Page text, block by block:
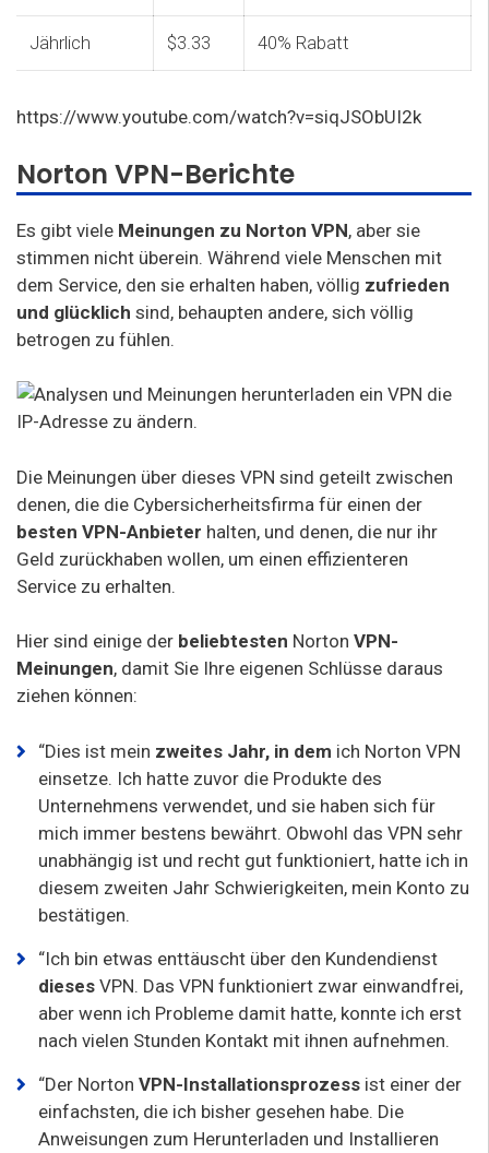
Jährlich $3.33 40% Rabatt
https://www.youtube.com/watch?v=siqJSObUI2k
Norton VPN-Berichte
Es gibt viele Meinungen zu Norton VPN, aber sie
stimmen nicht überein. Während viele Menschen mit
dem Service, den sie erhalten haben, völlig zufrieden
und glücklich sind, behaupten andere, sich völlig
betrogen zu fühlen.
Die Meinungen über dieses VPN sind geteilt zwischen
denen, die die Cybersicherheitsfirma für einen der
besten VPN-Anbieter halten, und denen, die nur ihr
Geld zurückhaben wollen, um einen effizienteren
Service zu erhalten.
Hier sind einige der beliebtesten Norton VPN-
Meinungen, damit Sie Ihre eigenen Schlüsse daraus
ziehen können:
“Dies ist mein zweites Jahr, in dem ich Norton VPN
einsetze. Ich hatte zuvor die Produkte des
Unternehmens verwendet, und sie haben sich für
mich immer bestens bewährt. Obwohl das VPN sehr
unabhängig ist und recht gut funktioniert, hatte ich in
diesem zweiten Jahr Schwierigkeiten, mein Konto zu
bestätigen.
“Ich bin etwas enttäuscht über den Kundendienst
dieses VPN. Das VPN funktioniert zwar einwandfrei,
aber wenn ich Probleme damit hatte, konnte ich erst
nach vielen Stunden Kontakt mit ihnen aufnehmen.
“Der Norton VPN-Installationsprozess ist einer der
einfachsten, die ich bisher gesehen habe. Die
Anweisungen zum Herunterladen und Installieren